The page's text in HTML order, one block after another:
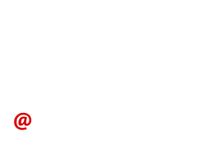
Teile
diese